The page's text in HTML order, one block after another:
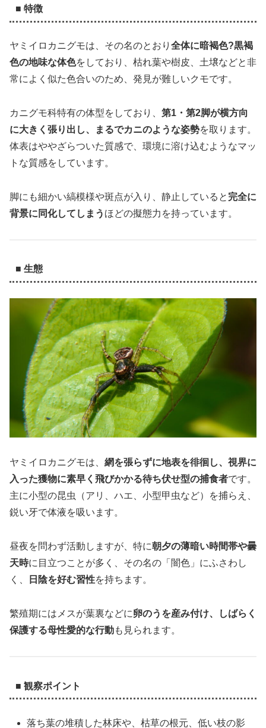
■ 特徴
ヤミイロカニグモは、その名のとおり 全体に暗褐色?黒褐
色の地味な体色をしており、枯れ葉や樹皮、土壌などと非
常によく似た色合いのため、発見が難しいクモです。
カニグモ科特有の体型をしており、 第1・第2脚が横方向
に大きく張り出し、まるでカニのような姿勢を取ります。
体表はややざらついた質感で、環境に溶け込むようなマッ
トな質感をしています。
脚にも細かい縞模様や斑点が入り、静止していると 完全に
背景に同化してしまう ほどの擬態力を持っています。
■ 生態
ヤミイロカニグモは、 網を張らずに地表を徘徊し、視界に
入った獲物に素早く飛びかかる待ち伏せ型の捕食者です。
主に小型の昆虫（アリ、ハエ、小型甲虫など）を捕らえ、
鋭い牙で体液を吸います。
昼夜を問わず活動しますが、特に朝夕の薄暗い時間帯や曇
天時に目立つことが多く、その名の「闇色」にふさわし
く、
日陰を好む習性を持ちます。
繁殖期にはメスが葉裏などに卵のうを産み付け、しばらく
保護する母性愛的な行動も見られます。
■ 観察ポイント
落ち葉の堆積した林床や、枯草の根元、低い枝の影